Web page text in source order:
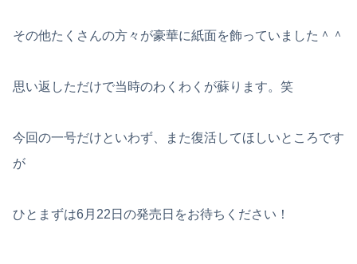
その他たくさんの方々が豪華に紙面を飾っていました＾＾
思い返しただけで当時のわくわくが蘇ります。笑
今回の一号だけといわず、また復活してほしいところです
が
ひとまずは6月22日の発売日をお待ちください！